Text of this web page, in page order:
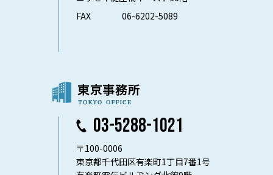
FAX
06-6202-5089
03-5288-1021
〒100-0006
東京都千代田区有楽町1丁目7番1号